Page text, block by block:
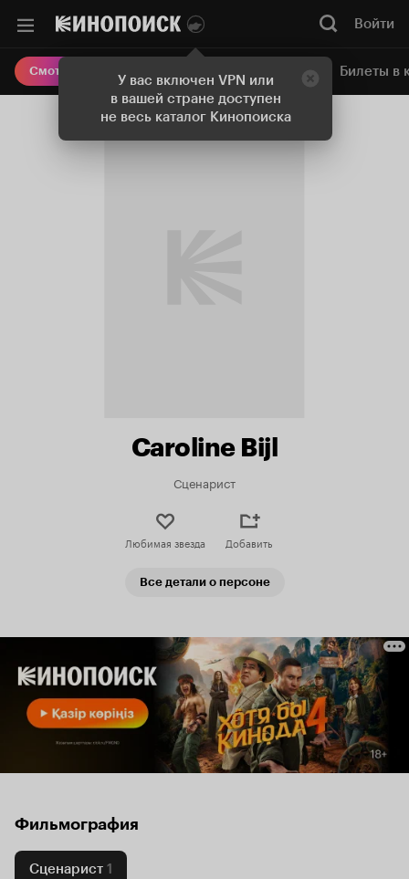
У вас включен VPN или
в вашей стране доступен
не весь каталог Кинопоиска
Войти
Смотреть кино Онлайн-кинотеатр Билеты в
Caroline Bijl
Сценарист
Любимая звезда Добавить
Все детали о персоне
Фильмография
Сценарист 1